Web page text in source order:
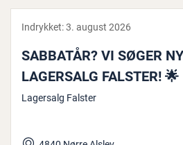
Indrykket:3. august 2026
SABBATÅR? VI SØGER
LAGERSALG FALSTER! 🌟
Lagersalg Falster